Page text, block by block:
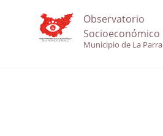
Observatorio
Socioeconómico
Municipio de La Parra